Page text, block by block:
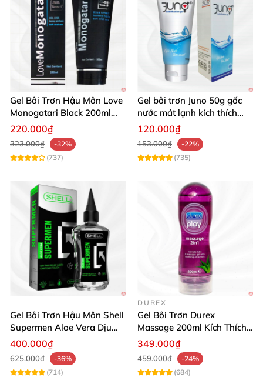
Gel Bôi Trơn Hậu Môn Love
Monogatari Black 200ml
Mềm Mượt
220.000₫
323.000₫
-32%
(737)
Gel bôi trơn Juno 50g gốc
nước mát lạnh kích thích
mua ngay
120.000₫
153.000₫
-22%
(735)
Gel Bôi Trơn Hậu Môn Shell
Supermen Aloe Vera Dịu
Nhẹ An Toàn
400.000₫
625.000₫
-36%
(714)
DUREX
Gel Bôi Trơn Durex
Massage 200ml Kích Thích
& Mềm Mịn Da
349.000₫
459.000₫
-24%
(684)